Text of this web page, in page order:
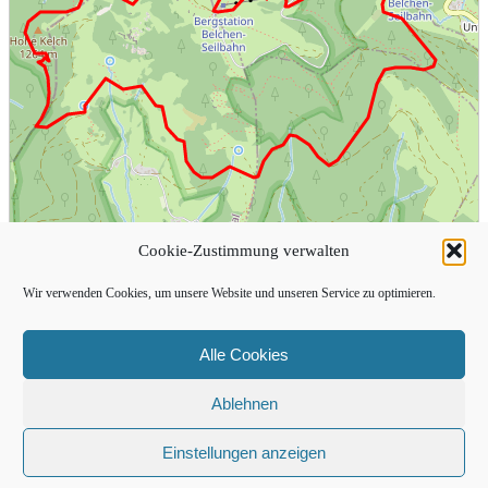
Cookie-Zustimmung verwalten
Wir verwenden Cookies, um unsere Website und unseren Service zu optimieren.
Alle Cookies
Ablehnen
Einstellungen anzeigen
500 m